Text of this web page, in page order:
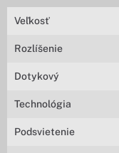
Veľkosť
Rozlíšenie
Dotykový
Technológia
Podsvietenie